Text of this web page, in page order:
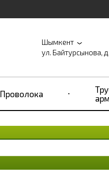
Шымкент
ул. Байтурсынова,
Проволока